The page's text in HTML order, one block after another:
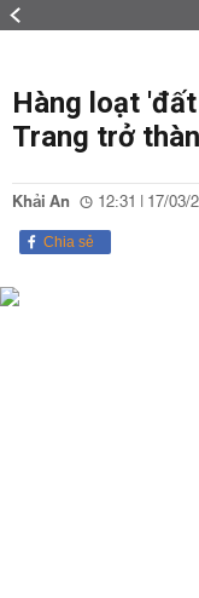
Hàng loạt
Trang trở
Khải An 12:31 | 17/03/
Chia sẻ